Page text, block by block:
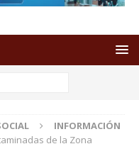
INFORMACIÓN
de la Zona